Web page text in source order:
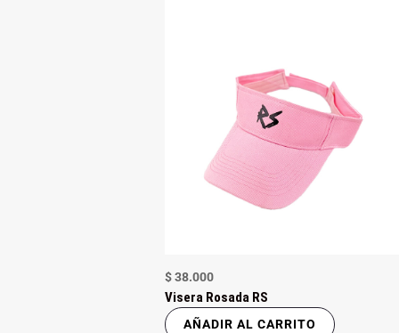
$38.000
Visera Rosada RS
AÑADIR AL CARRITO